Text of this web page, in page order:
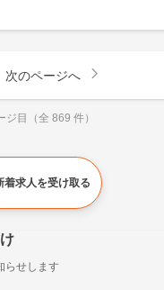
次のページへ
ジ目（全 869 件）
着求人を受け取る
らせします